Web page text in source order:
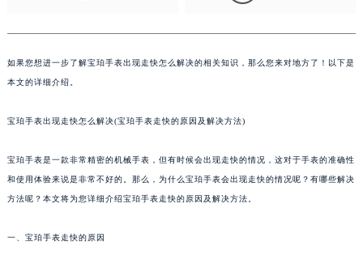
如果您想进一步了解宝珀手表出现走快怎么解决的相关知识，那么您来对地方了！以下是
本文的详细介绍。
宝珀手表出现走快怎么解决(宝珀手表走快的原因及解决方法)
宝珀手表是一款非常精密的机械手表，但有时候会出现走快的情况，这对于手表的准确性
和使用体验来说是非常不好的。那么，为什么宝珀手表会出现走快的情况呢？有哪些解决
方法呢？本文将为您详细介绍宝珀手表走快的原因及解决方法。
一、宝珀手表走快的原因